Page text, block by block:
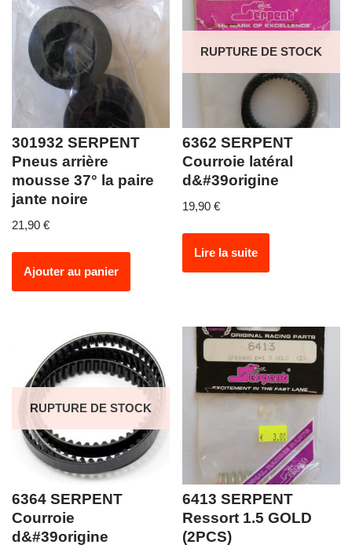
301932 SERPENT
Pneus arrière
mousse 37° la paire
jante noire
21,90 €
Ajouter au panier
RUPTURE DE STOCK
6362 SERPENT
Courroie latéral
d&#39origine
19,90€
Lire la suite
RUPTURE DE STOCK
6364 SERPENT
Courroie
d&#39origine
6413 SERPENT
Ressort 1.5 GOLD
(2PCS)